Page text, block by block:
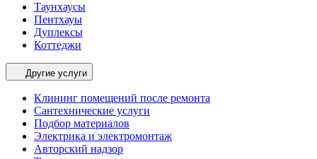
Таунхаусы
Пентхауы
Дуплексы
Коттеджи
Другие услуги
Клининг помещений после ремонта
Сантехнические услуги
Подбор материалов
Электрика и электромонтаж
Авторский надзор